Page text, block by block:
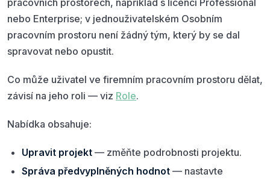
nebo Enterprise; v jednouživatelském Osobním
pracovním prostoru není žádný tým, který by se dal
spravovat nebo opustit.
Co může uživatel ve firemním pracovním prostoru dělat,
závisí na jeho roli — viz Role.
Nabídka obsahuje:
Upravit projekt — změňte podrobnosti projektu.
Správa předvyplněných hodnot — nastavte